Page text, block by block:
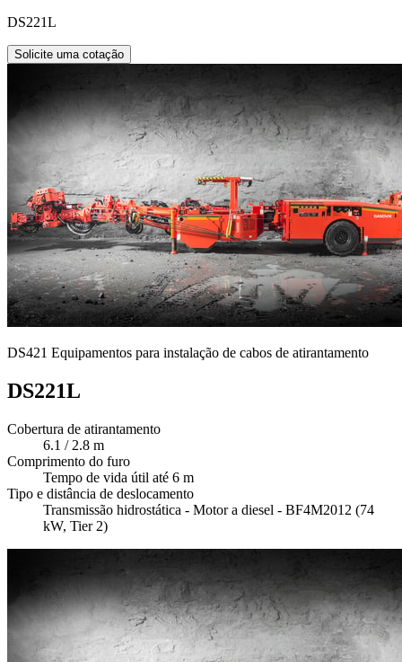
DS221L
Solicite uma cotação
DS421 Equipamentos para instalação de cabos de atirantamento
DS221L
Cobertura de atirantamento
6.1 / 2.8 m
Comprimento do furo
Tempo de vida útil até 6 m
Tipo e distância de deslocamento
Transmissão hidrostática - Motor a diesel - BF4M2012 (74
kW, Tier 2)